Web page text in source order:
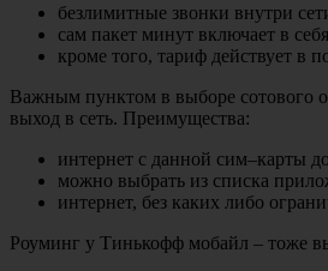
безлимитные звонки внутри
сам пакет минут включает в
кроме того, тариф действует в
Важным пунктом в выборе сотового
выход в сеть. Преимущества:
интернет с данной сим–карты
можно выбрать из списка
интернет, без каких либо
Роуминг у Тинькофф мобайл – тоже